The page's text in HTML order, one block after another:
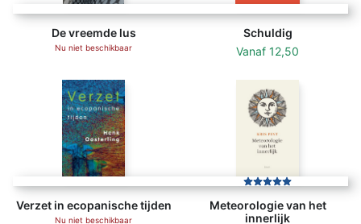
De vreemde lus
Nu niet beschikbaar
Schuldig
Vanaf 12,50
Verzet in ecopanische tijden
Nu niet beschikbaar
Meteorologie van het
innerlijk